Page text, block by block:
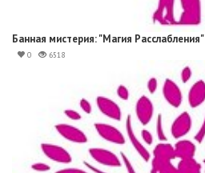
Банная мистерия: "Магия Расслабления"
0 6518